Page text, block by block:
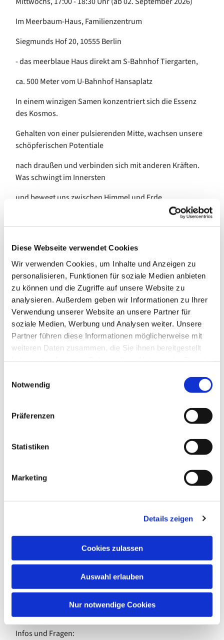
Diese Webseite verwendet Cookies
Wir verwenden Cookies, um Inhalte und Anzeigen zu
personalisieren, Funktionen für soziale Medien anbieten
zu können und die Zugriffe auf unsere Website zu
analysieren. Außerdem geben wir Informationen zu Ihrer
Verwendung unserer Website an unsere Partner für
soziale Medien, Werbung und Analysen weiter. Unsere
Partner führen diese Informationen möglicherweise mit
weiteren Daten zusammen, die Sie ihnen bereitgestellt
Notwendig
Präferenzen
Statistiken
Marketing
Details zeigen
Cookies zulassen
Auswahl erlauben
Nur notwendige Cookies
Im Meerbaum-Haus, Familienzentrum
Siegmunds Hof 20, 10555 Berlin
- das meerblaue Haus direkt am S-Bahnhof Tiergarten,
ca. 500 Meter vom U-Bahnhof Hansaplatz
In einem winzigen Samen konzentriert sich die Essenz
des Kosmos.
Gehalten von einer pulsierenden Mitte, wachsen unsere
schöpferischen Potentiale
nach draußen und verbinden sich mit anderen Kräften.
Was schwingt im Innersten
und bewegt uns zwischen Himmel und Erde…
Im freien Tanz erforschen wir spielerisch die Fülle sich
entfaltender Bewegung und
wertschätzender Begegnung. Wir nähern uns sowohl
unserem individuellen,
authentischen Wesenskern, als auch dem magischen
Moment absichtsloser
Begegnung im Tanz um eine gemeinsame Mitte.
Organische Musiken ergänzen den Zyklus aus freien,
mehr und weniger
angeleiteten Tänzen. Das Angebot wendet sich an alle
Bitte bequeme Bewegungskleidung mitbringen
tanzen barfuß, in rutschfesten(!) Socken oder
Beitrag:
15.- Euro (Barzahlung) pro Unterrichtseinheit
55.- Euro monatlich (zum Monatsanfang)
Leitung:
Infos und Fragen: